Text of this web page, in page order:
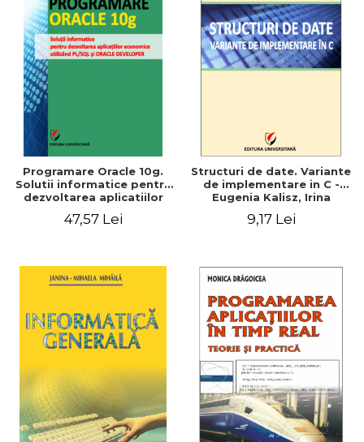
Programare Oracle 10g.
Solutii informatice pentru
dezvoltarea aplicatiilor
PL/SQL si ORACLE
47,57 Lei
Structuri de date. Variante
de implementare in C -
Eugenia Kalisz, Irina
9,17 Lei